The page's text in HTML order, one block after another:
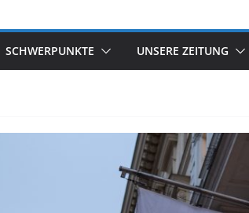
SCHWERPUNKTE UNSERE ZEITUNG